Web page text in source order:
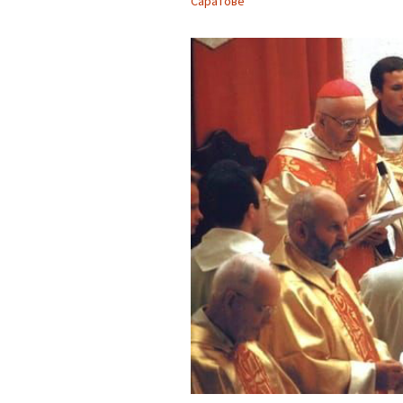
Партнерский приход в